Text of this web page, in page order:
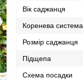
Вік саджанця
Коренева система
Розмір саджанця
Підщепа
Схема посадки